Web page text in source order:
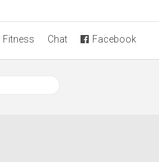
Fitness Chat Facebook